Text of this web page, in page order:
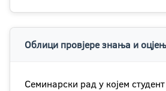
Облици провјере знања и
Семинарски рад у којем